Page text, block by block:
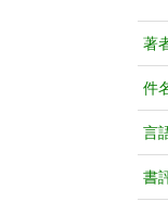
著
件
言
書